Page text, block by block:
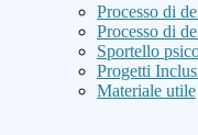
Processo di
Processo di
Sportello
Progetti
Materiale utile